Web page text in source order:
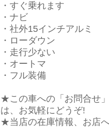
・すぐ乗れます
・ナビ
・社外15インチアルミ
・ローダウン
・走行少ない
・オートマ
・フル装備
★この車への「お問合せ
は、お気軽にどうぞ!
★当店の在庫情報、お店